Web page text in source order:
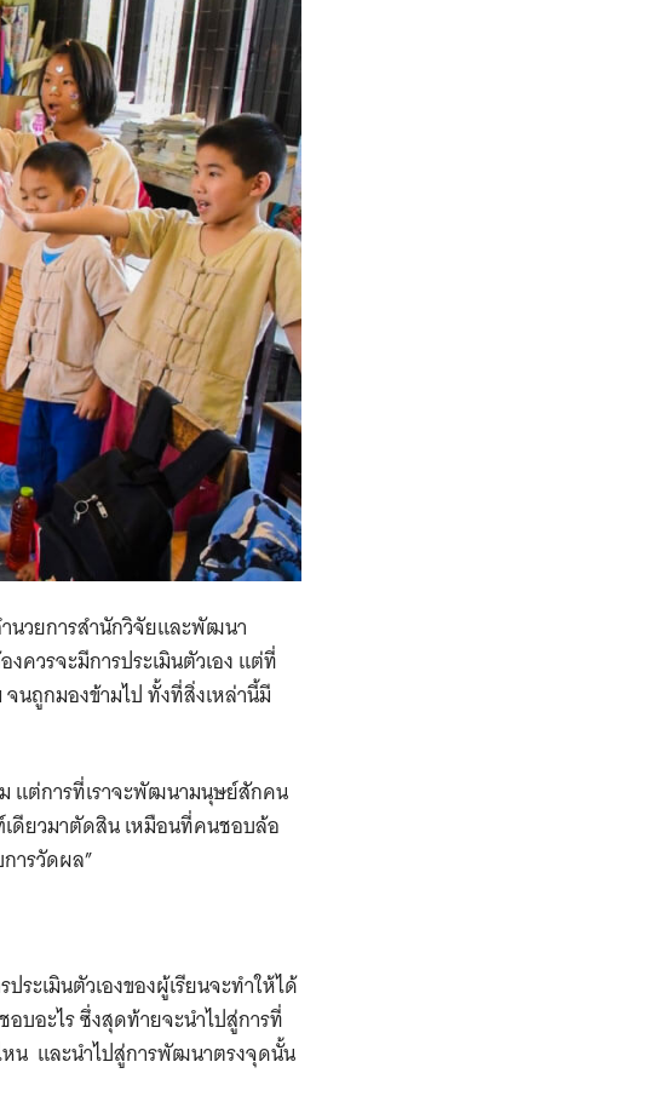
ำนวยการสำนักวิจัยและพัฒนา
วรจะมีการประเมินตัวเอง แต่ที่
จนถูกมองข้ามไป ทั้งที่สิ่งเหล่านี้มี
ม ​แต่การที่เราจะพัฒนามนุษย์สักคน
เดียวมาตัดสิน เหมือนที่คนชอบล้อ
ารวัดผล”​
ะเมินตัวเองของผู้เรียนจะทำให้ได้
บอะไร ซึ่งสุดท้ายจะนำไปสู่การที่
หน และนำไปสู่การพัฒนาตรงจุดนั้น